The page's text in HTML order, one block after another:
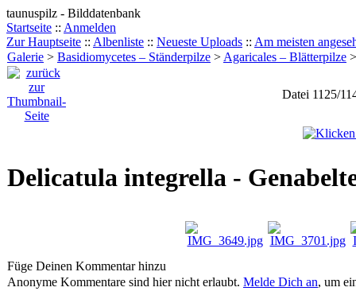
taunuspilz - Bilddatenbank
Startseite :: Anmelden
Zur Hauptseite :: Albenliste :: Neueste Uploads :: Am meisten
Galerie > Basidiomycetes – Ständerpilze > Agaricales – Blätterpilze
Datei 1125/
Delicatula integrella -
Füge Deinen Kommentar hinzu
Anonyme Kommentare sind hier nicht erlaubt. Melde Dich an, um